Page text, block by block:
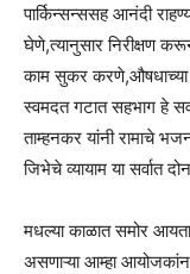
पार्किन्सन्ससह आनंदी
घेणे,त्यानुसार निरीक्षण
काम सुकर करणे,औषधाच्या
स्वमदत गटात सहभाग हे
ताम्हनकर यांनी रामाचे
जिभेचे व्यायाम या सर्वात
मधल्या काळात समोर
असणाऱ्या आम्हा